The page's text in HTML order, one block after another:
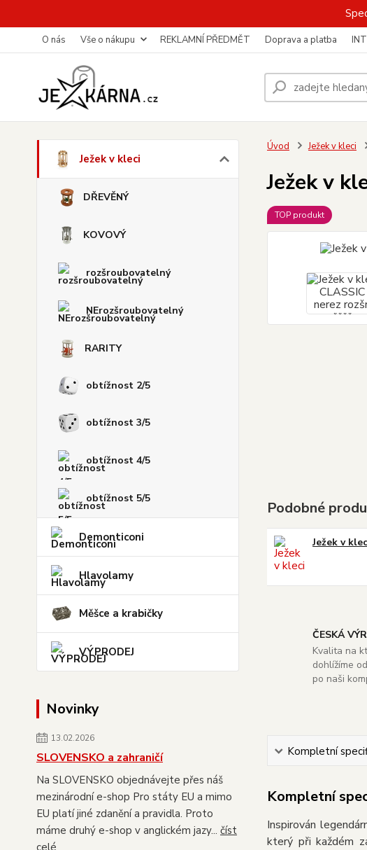
O nás Vše o nákupu REKLAMNÍ PŘEDMĚT Doprava a platba
Ježek v kleci
DŘEVĚNÝ
KOVOVÝ
rozšroubovatelný
NErozšroubovatelný
RARITY
obtížnost 2/5
obtížnost 3/5
obtížnost 4/5
obtížnost 5/5
Demonticoni
Hlavolamy
Měšce a krabičky
VÝPRODEJ
Novinky
13.02.2026
SLOVENSKO a zahraničí
Na SLOVENSKO objednávejte přes náš
mezinárodní e-shop Pro státy EU a mimo
EU platí jiné zdanění a pravidla. Proto
máme druhý e-shop v anglickém jazy... číst
Úvod Ježek v kleci
Ježek v
TOP produkt
Podobné
Ježek v
ČESKÁ
Kvalita na
dohlížíme
po naši
Kompletní
Kompletní
Inspirován
který při každém